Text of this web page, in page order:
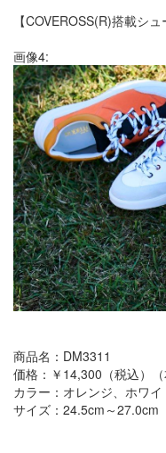
【COVEROSS(R)搭載シ
画像4:
商品名：DM3311
価格：￥14,300（税込）（
カラー：オレンジ、ホワ
サイズ：24.5cm～27.0cm